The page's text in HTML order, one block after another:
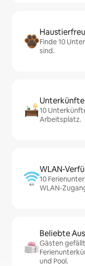
Finde 10
sind.
10
Arbeitsplatz.
WLAN-
10
WLAN-
Beliebte
Gästen
und Pool.